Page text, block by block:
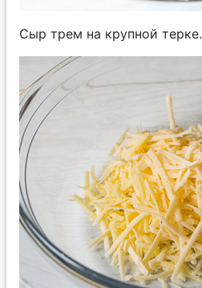
Сыр трем на крупной терке.